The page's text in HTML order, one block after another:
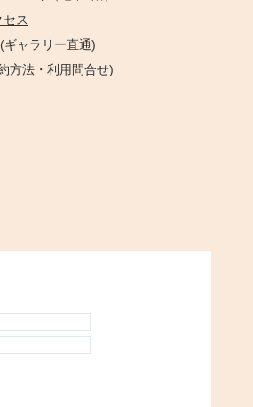
ス
ャラリー直通)
方法・利用問合せ)